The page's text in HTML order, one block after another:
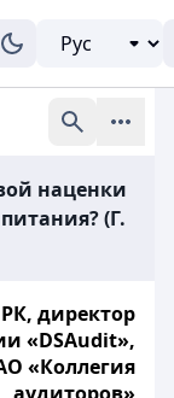
наценки
(Г.
директор
«DSAudit»,
«Коллегия